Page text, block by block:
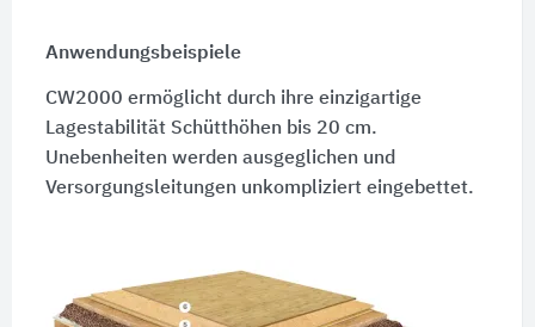
Anwendungsbeispiele
CW2000 ermöglicht durch ihre einzigartige
Lagestabilität Schütthöhen bis 20 cm.
Unebenheiten werden ausgeglichen und
Versorgungsleitungen unkompliziert eingebettet.